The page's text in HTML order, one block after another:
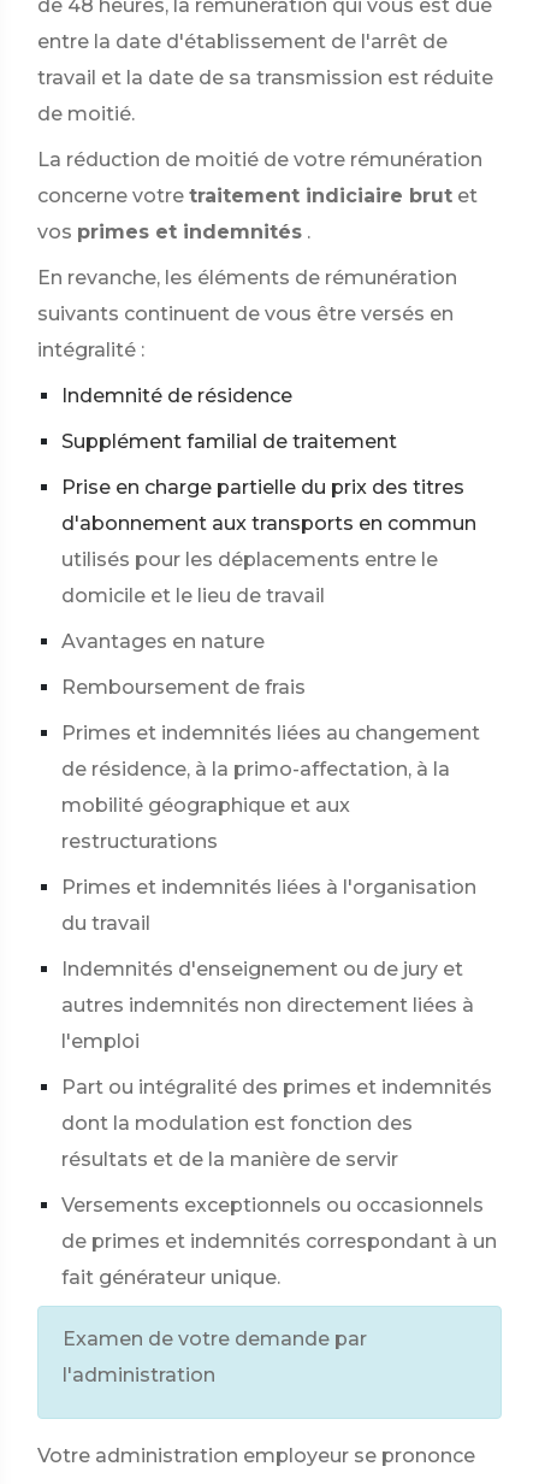
de 48 heures, la rémunération qui vous est due
entre la date d'établissement de l'arrêt de
travail et la date de sa transmission est réduite
de moitié.
La réduction de moitié de votre rémunération
concerne votre traitement indiciaire brut et
vos primes et indemnités .
En revanche, les éléments de rémunération
suivants continuent de vous être versés en
intégralité :
Indemnité de résidence
Supplément familial de traitement
Prise en charge partielle du prix des titres
d'abonnement aux transports en commun
utilisés pour les déplacements entre le
domicile et le lieu de travail
Avantages en nature
Remboursement de frais
Primes et indemnités liées au changement
de résidence, à la primo-affectation, à la
mobilité géographique et aux
restructurations
Primes et indemnités liées à l'organisation
du travail
Indemnités d'enseignement ou de jury et
autres indemnités non directement liées à
l'emploi
Part ou intégralité des primes et indemnités
dont la modulation est fonction des
résultats et de la manière de servir
Versements exceptionnels ou occasionnels
de primes et indemnités correspondant à un
fait générateur unique.
Examen de votre demande par
l'administration
Votre administration employeur se prononce